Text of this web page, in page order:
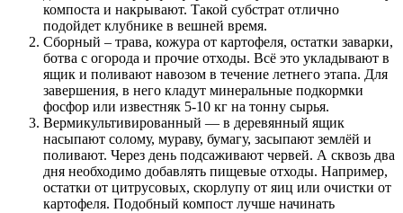
компоста и накрывают. Такой субстрат отлично
подойдет клубнике в вешней время.
Сборный – трава, кожура от картофеля, остатки заварки,
ботва с огорода и прочие отходы. Всё это укладывают в
ящик и поливают навозом в течение летнего этапа. Для
завершения, в него кладут минеральные подкормки
фосфор или известняк 5-10 кг на тонну сырья.
Вермикультивированный — в деревянный ящик
насыпают солому, мураву, бумагу, засыпают землёй и
поливают. Через день подсаживают червей. А сквозь два
дня необходимо добавлять пищевые отходы. Например,
остатки от цитрусовых, скорлупу от яиц или очистки от
картофеля. Подобный компост лучше начинать